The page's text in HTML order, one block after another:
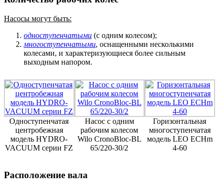
Насосы могут быть:
одноступенчатыми (с одним колесом);
многоступенчатыми, оснащенными несколькими
колесами, и характеризующиеся более сильным
выходным напором.
Одноступенчатая
центробежная
модель HYDRO-
VACUUM серии FZ
Насос с одним
рабочим колесом
Wilo CronoBloc-BL
65/220-30/2
Горизонтальная
многоступенчатая
модель LEO ECHm
4-60
Расположение вала